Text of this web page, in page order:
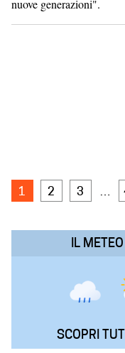
nuove generazioni".
1 2 3
IL
SCOPRI